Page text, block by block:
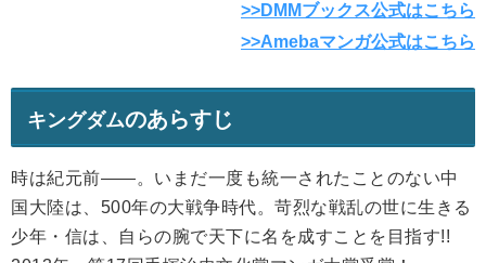
>>DMMブックス公式はこちら
>>Amebaマンガ公式はこちら
キングダムのあらすじ
時は紀元前――。いまだ一度も統一されたことのない中
国大陸は、500年の大戦争時代。苛烈な戦乱の世に生きる
少年・信は、自らの腕で天下に名を成すことを目指す!!